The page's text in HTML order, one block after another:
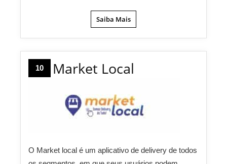
Saiba Mais
10 Market Local
O Market local é um aplicativo de delivery de todos